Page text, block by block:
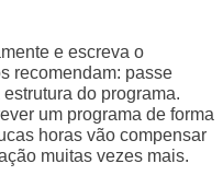
e escreva o
recomendam: passe
do programa.
um programa de forma
horas vão compensar
muitas vezes mais.